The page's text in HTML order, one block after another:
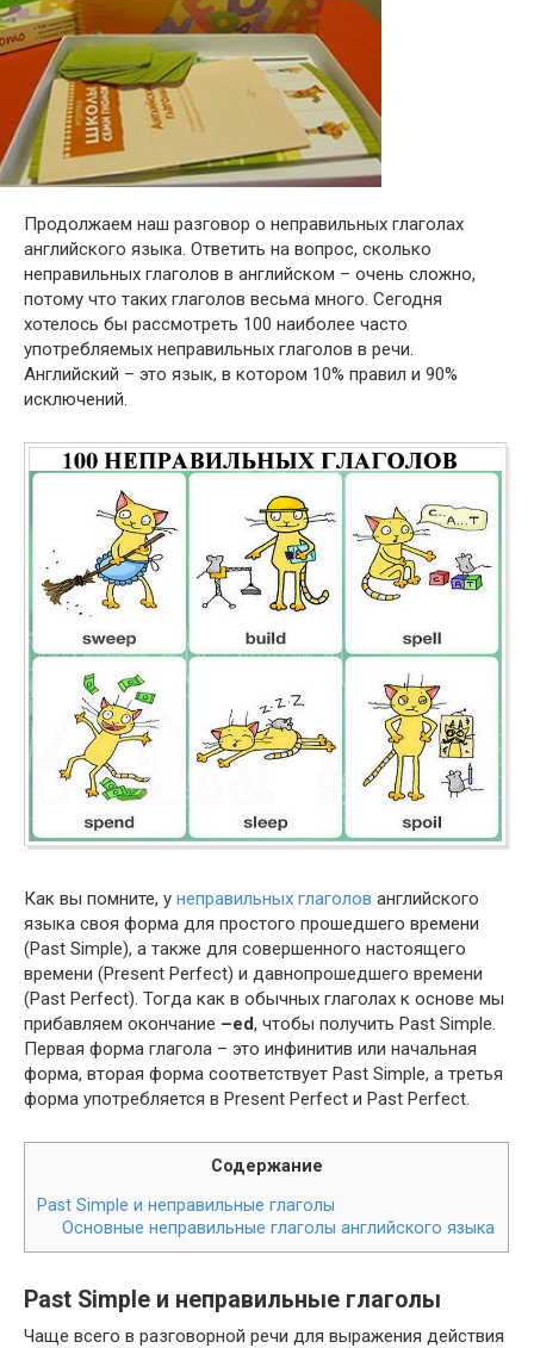
Продолжаем наш разговор о неправильных глаголах
английского языка. Ответить на вопрос, сколько
неправильных глаголов в английском – очень сложно,
потому что таких глаголов весьма много. Сегодня
хотелось бы рассмотреть 100 наиболее часто
употребляемых неправильных глаголов в речи.
Английский – это язык, в котором 10% правил и 90%
исключений.
Как вы помните, у неправильных глаголов английского
языка своя форма для простого прошедшего времени
(Past Sim­ple), а также для совершенного настоящего
времени (Present Per­fect) и давнопрошедшего времени
(Past Per­fect). Тогда как в обычных глаголах к основе мы
прибавляем окончание –ed, чтобы получить Past Sim­ple.
Первая форма глагола – это инфинитив или начальная
форма, вторая форма соответствует Past Sim­ple, а третья
форма употребляется в Present Per­fect и Past Perfect.
Содержание
Past Sim­ple и неправильные глаголы
Основные неправильные глаголы английского языка
Past Simple и неправильные глаголы
Чаще всего в разговорной речи для выражения действия